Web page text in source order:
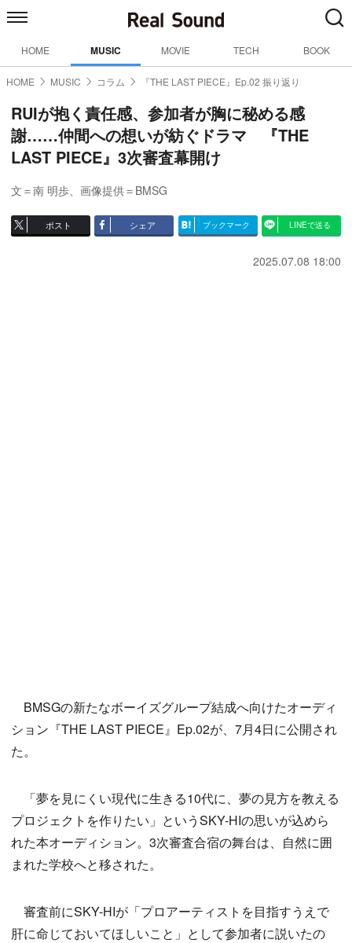
HOME MUSIC MOVIE TECH BOOK
HOME MUSIC コラム 『THE LAST PIECE』Ep.02 振り返り
RUIが抱く責任感、参加者が胸に秘める感
謝……仲間への想いが紡ぐドラマ 『THE
LAST PIECE』3次審査幕開け
文＝南 明歩、画像提供＝BMSG
ポスト シェア ブックマーク LINEで送る
2025.07.08 18:00
BMSGの新たなボーイズグループ結成へ向けたオーディ
ション『THE LAST PIECE』Ep.02が、7月4日に公開され
た。
「夢を見にくい現代に生きる10代に、夢の見方を教える
プロジェクトを作りたい」というSKY-HIの思いが込めら
れた本オーディション。3次審査合宿の舞台は、自然に囲
まれた学校へと移された。
審査前にSKY-HIが「プロアーティストを目指すうえで
肝に命じておいてほしいこと」として参加者に説いたの